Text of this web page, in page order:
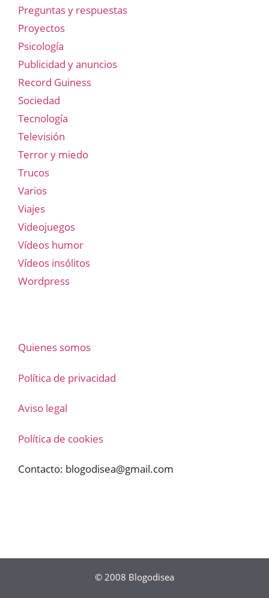
Preguntas y respuestas
Proyectos
Psicología
Publicidad y anuncios
Record Guiness
Sociedad
Tecnología
Televisión
Terror y miedo
Trucos
Varios
Viajes
Videojuegos
Vídeos humor
Vídeos insólitos
Wordpress
Quienes somos
Política de privacidad
Aviso legal
Política de cookies
Contacto: blogodisea@gmail.com
© 2008 Blogodisea